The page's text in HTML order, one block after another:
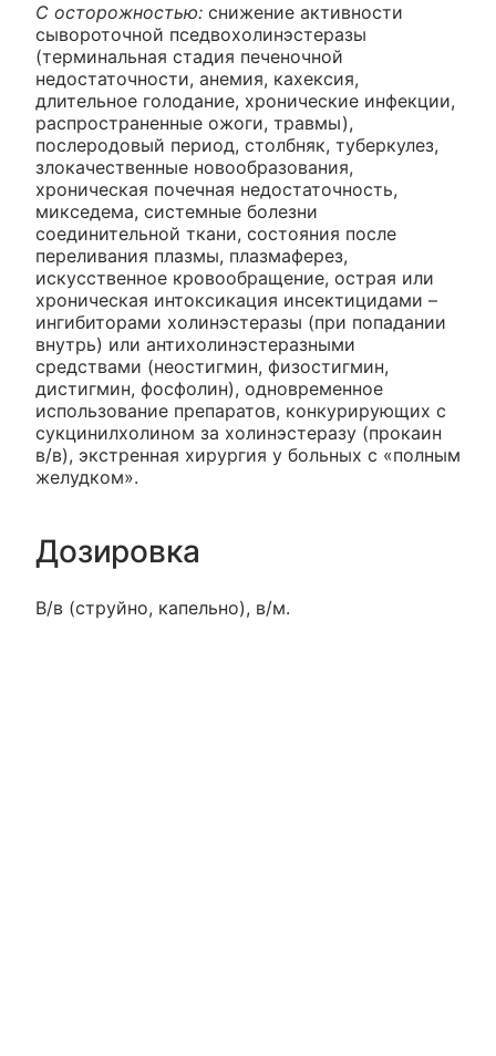
С осторожностью: снижение активности
сывороточной пседвохолинэстеразы
(терминальная стадия печеночной
недостаточности, анемия, кахексия,
длительное голодание, хронические инфекции,
распространенные ожоги, травмы),
послеродовый период, столбняк, туберкулез,
злокачественные новообразования,
хроническая почечная недостаточность,
микседема, системные болезни
соединительной ткани, состояния после
переливания плазмы, плазмаферез,
искусственное кровообращение, острая или
хроническая интоксикация инсектицидами –
ингибиторами холинэстеразы (при попадании
внутрь) или антихолинэстеразными
средствами (неостигмин, физостигмин,
дистигмин, фосфолин), одновременное
использование препаратов, конкурирующих с
сукцинилхолином за холинэстеразу (прокаин
в/в), экстренная хирургия у больных с «полным
желудком».
Дозировка
В/в (струйно, капельно), в/м.